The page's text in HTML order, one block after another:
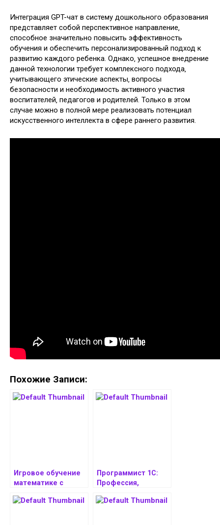
Интеграция GPT-чат в систему дошкольного образования
представляет собой перспективное направление‚
способное значительно повысить эффективность
обучения и обеспечить персонализированный подход к
развитию каждого ребенка. Однако‚ успешное внедрение
данной технологии требует комплексного подхода‚
учитывающего этические аспекты‚ вопросы
безопасности и необходимость активного участия
воспитателей‚ педагогов и родителей. Только в этом
случае можно в полной мере реализовать потенциал
искусственного интеллекта в сфере раннего развития.
Похожие Записи:
Игровое обучение
математике с
GPT-чата в
Программист 1С:
Профессия,
Перспективы